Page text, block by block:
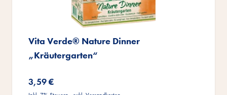
Vita Verde® Nature Dinner
„Kräutergarten“
3,59 €